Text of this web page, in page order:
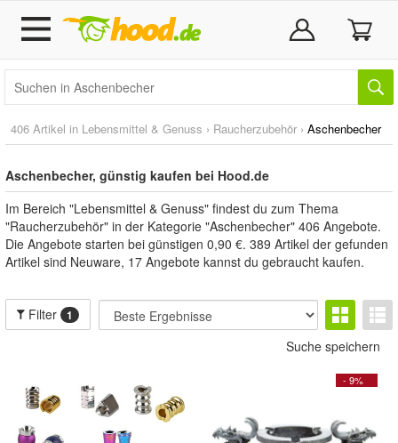
406 Artikel in Lebensmittel & Genuss › Raucherzubehör › Aschenbecher
Aschenbecher, günstig kaufen bei Hood.de
Im Bereich "Lebensmittel & Genuss" findest du zum Thema
"Raucherzubehör" in der Kategorie "Aschenbecher" 406 Angebote.
Die Angebote starten bei günstigen 0,90 €. 389 Artikel der gefunden
Artikel sind Neuware, 17 Angebote kannst du gebraucht kaufen.
Filter 1
Suche speichern
- 9%